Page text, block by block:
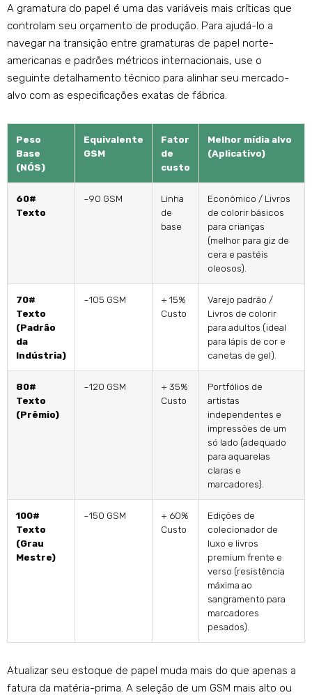
A gramatura do papel é uma das variáveis ​​mais críticas que
controlam seu orçamento de produção. Para ajudá-lo a
navegar na transição entre gramaturas de papel norte-
americanas e padrões métricos internacionais, use o
seguinte detalhamento técnico para alinhar seu mercado-
alvo com as especificações exatas de fábrica.
Peso
Base
(NÓS)
Equivalente
GSM
Fator
de
custo
Melhor mídia alvo
(Aplicativo)
60#
Texto
~90 GSM
Linha
de
base
Econômico / Livros
de colorir básicos
para crianças
(melhor para giz de
cera e pastéis
oleosos).
70#
Texto
(Padrão
da
Indústria)
~105 GSM
+ 15%
Custo
Varejo padrão /
Livros de colorir
para adultos (ideal
para lápis de cor e
canetas de gel).
80#
Texto
(Prêmio)
~120 GSM
+ 35%
Custo
Portfólios de
artistas
independentes e
impressões de um
só lado (adequado
para aquarelas
claras e
marcadores).
100#
Texto
(Grau
Mestre)
~150 GSM
+ 60%
Custo
Edições de
colecionador de
luxo e livros
premium frente e
verso (resistência
máxima ao
sangramento para
marcadores
pesados).
Atualizar seu estoque de papel muda mais do que apenas a
fatura da matéria-prima. A seleção de um GSM mais alto ou